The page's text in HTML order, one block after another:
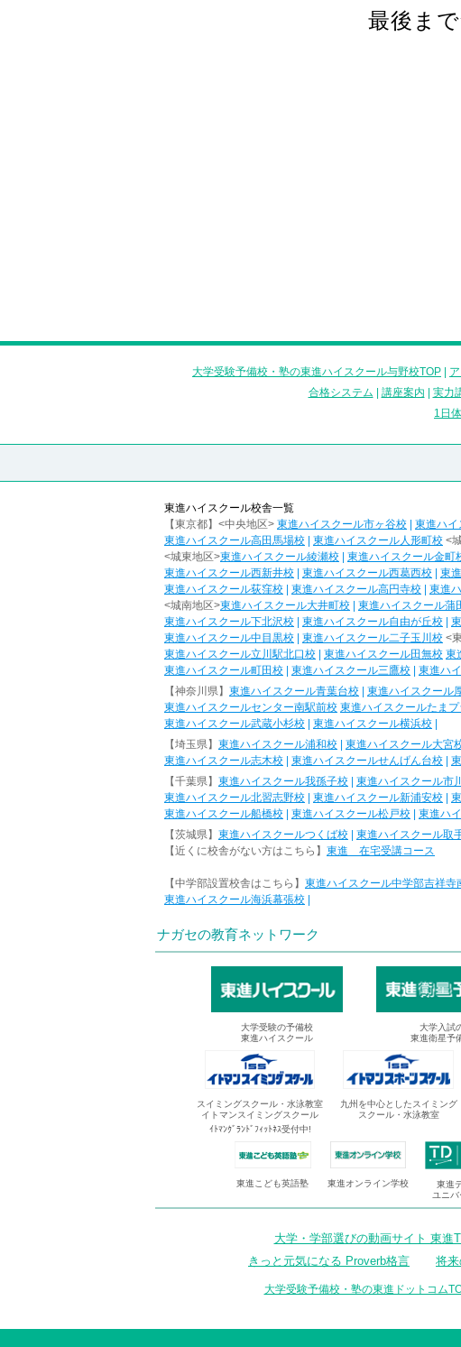
最後ま
大学受験予備校・塾の東進ハイスクール与野校TOP
合格システム
講座案内 実力
1日
東進ハイスクール校舎一覧
【東京都】<中央地区> 東進ハイスクール市ヶ谷校 東進ハイ
東進ハイスクール高田馬場校
東進ハイスクール人形町校 <
<城東地区>東進ハイスクール綾瀬校 東進ハイスクール金町
東進ハイスクール西新井校
東進ハイスクール西葛西校 東
東進ハイスクール荻窪校
東進ハイスクール高円寺校 東進
<城南地区>東進ハイスクール大井町校 東進ハイスクール蒲
東進ハイスクール下北沢校
東進ハイスクール自由が丘校
東進ハイスクール中目黒校
東進ハイスクール二子玉川校 <
東進ハイスクール立川駅北口校
東進ハイスクール田無校 東
東進ハイスクール町田校
東進ハイスクール三鷹校 東進ハ
【神奈川県】 東進ハイスクール青葉台校 東進ハイスクール
東進ハイスクールセンター南駅前校 東進ハイスクールたま
東進ハイスクール武蔵小杉校
東進ハイスクール横浜校
【埼玉県】 東進ハイスクール浦和校 東進ハイスクール大宮
東進ハイスクール志木校
東進ハイスクールせんげん台校
【千葉県】 東進ハイスクール我孫子校 東進ハイスクール市
東進ハイスクール北習志野校
東進ハイスクール新浦安校
東進ハイスクール船橋校
東進ハイスクール松戸校 東進ハ
【茨城県】 東進ハイスクールつくば校 東進ハイスクール取
【近くに校舎がない方はこちら】 東進 在宅受講コース
【中学部設置校舎はこちら】 東進ハイスクール中学部吉祥寺
東進ハイスクール海浜幕張校
ナガセの教育ネットワーク
大学受験の予備校
東進ハイスクール
大学入試
東進衛星予
スイミングスクール・水泳教室
イトマンスイミングスクール
ｲﾄﾏﾝｸﾞﾗﾝﾄﾞﾌｨｯﾄﾈｽ受付中!
九州を中心としたスイミング
スクール・水泳教室
東進こども英語塾 東進オンライン学校
東進
ユニバ
大学・学部選びの動画サイト 東進
きっと元気になる Proverb格言
将
大学受験予備校・塾の東進ドットコム